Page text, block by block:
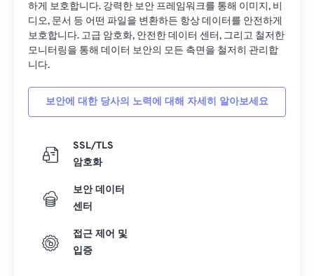
하게 보호합니다. 강력한 보안 프레임워크를 통해 이미지, 비
디오, 문서 등 어떤 파일을 변환하든 항상 데이터를 안전하게
보호합니다. 고급 암호화, 안전한 데이터 센터, 그리고 철저한
모니터링을 통해 데이터 보안의 모든 측면을 철저히 관리합
니다.
보안에 대한 당사의 노력에 대해 자세히 알아보세요
SSL/TLS
암호화
보안 데이터
센터
접근 제어 및
입증